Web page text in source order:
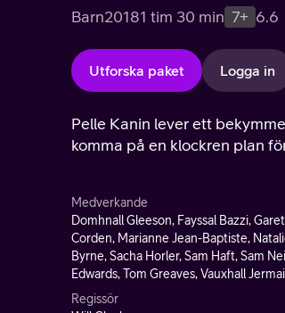
Barn20181 tim 30 min 7+ 6.6
Utforska paket Logga in
Pelle Kanin lever ett
komma på en klockren plan
Medverkande
Domhnall Gleeson, Fayssal Bazzi,
Corden, Marianne Jean-Baptiste,
Byrne, Sacha Horler, Sam Haft, Sam
Edwards, Tom Greaves, Vauxhall
Regissör